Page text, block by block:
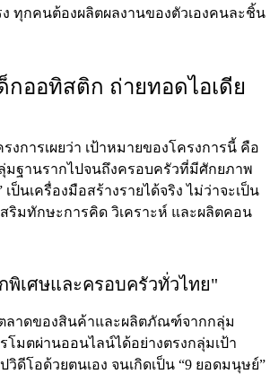
ทุกคนต้องผลิตผลงานของตัวเองคนละชิ้น
กออทิสติก ถ่ายทอดไอเดีย
งการเผยว่า เป้าหมายของโครงการนี้ คือ
มฐานรากไปจนถึงครอบครัวที่มีศักยภาพ
นเครื่องมือสร้างรายได้จริง ไม่ว่าจะเป็น
สริมทักษะการคิด วิเคราะห์ และผลิตคอน
พิเศษและครอบครัวทั่วไทย"
ลาดของสินค้าและผลิตภัณฑ์จากกลุ่ม
มตผ่านออนไลน์ได้อย่างตรงกลุ่มเป้า
โอด้วยตนเอง จนเกิดเป็น “9 ยอดมนุษย์”